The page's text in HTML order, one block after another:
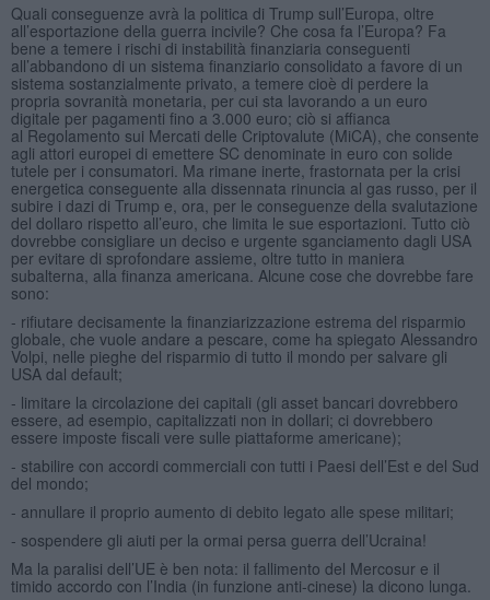
Quali conseguenze avrà la politica di Trump sull’Europa, oltre
all’esportazione della guerra incivile? Che cosa fa l’Europa? Fa
bene a temere i rischi di instabilità finanziaria conseguenti
all’abbandono di un sistema finanziario consolidato a favore di un
sistema sostanzialmente privato, a temere cioè di perdere la
propria sovranità monetaria, per cui sta lavorando a un euro
digitale per pagamenti fino a 3.000 euro; ciò si affianca
al Regolamento sui Mercati delle Criptovalute (MiCA), che consente
agli attori europei di emettere SC denominate in euro con solide
tutele per i consumatori. Ma rimane inerte, frastornata per la crisi
energetica conseguente alla dissennata rinuncia al gas russo, per il
subire i dazi di Trump e, ora, per le conseguenze della svalutazione
del dollaro rispetto all’euro, che limita le sue esportazioni. Tutto ciò
dovrebbe consigliare un deciso e urgente sganciamento dagli USA
per evitare di sprofondare assieme, oltre tutto in maniera
subalterna, alla finanza americana. Alcune cose che dovrebbe fare
sono:
- rifiutare decisamente la finanziarizzazione estrema del risparmio
globale, che vuole andare a pescare, come ha spiegato Alessandro
Volpi, nelle pieghe del risparmio di tutto il mondo per salvare gli
USA dal default;
- limitare la circolazione dei capitali (gli asset bancari dovrebbero
essere, ad esempio, capitalizzati non in dollari; ci dovrebbero
essere imposte fiscali vere sulle piattaforme americane);
- stabilire con accordi commerciali con tutti i Paesi dell’Est e del Sud
del mondo;
- annullare il proprio aumento di debito legato alle spese militari;
- sospendere gli aiuti per la ormai persa guerra dell’Ucraina!
Ma la paralisi dell’UE è ben nota: il fallimento del Mercosur e il
timido accordo con l’India (in funzione anti-cinese) la dicono lunga.